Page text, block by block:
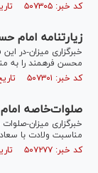
کد خبر: ۵۰۷۳۰۵ تاریخ انتشار : ۱۳۹۸/۰۱/۱۹
زیارتنامه
خبرگزاری میزان-در
محسن فرهمند را به
کد خبر: ۵۰۷۳۰۱ تاریخ انتشار : ۱۳۹۸/۰۱/۱۹
صلوات‌خاصه
خبرگزاری میزان-
مناسبت ولادت با
کد خبر: ۵۰۷۲۷۷ تاریخ انتشار : ۱۳۹۸/۰۱/۱۸